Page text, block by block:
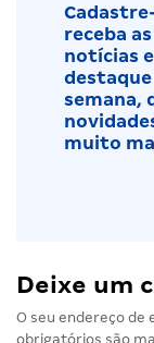
receba as
notícias
destaque
semana,
muito
Deixe um
O seu endereço de
obrigatórios são